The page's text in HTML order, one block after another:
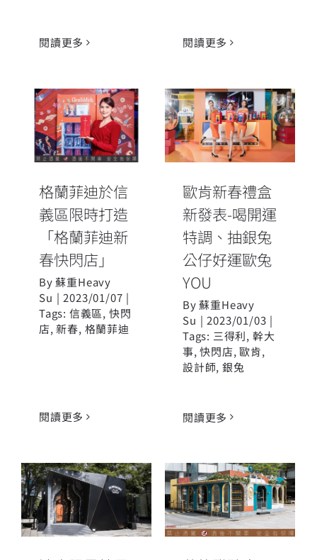
閱讀更多 閱讀更多
格蘭菲迪於信
義區限時打造
「格蘭菲迪新
格蘭菲迪於信
義區限時打造
「格蘭菲迪新
春快閃店」
By蘇重Heavy
Su | 2023/01/07 |
Tags: 信義區, 快閃
店,新春, 格蘭菲迪
閱讀更多
歐肯新春禮盒
新發表-喝開運
特調、抽銀兔
公仔好運歐兔
YOU
歐肯新春禮盒
新發表-喝開運
特調、抽銀兔
公仔好運歐兔
YOU
By蘇重Heavy
Su | 2023/01/03 |
Tags: 三得利, 幹大
事,快閃店,歐肯,
設計師,銀兔
閱讀更多
波摩限量特展
快閃現身台北
信義區
蘇格登醇金13
年期間限定
「醇金吧」隆